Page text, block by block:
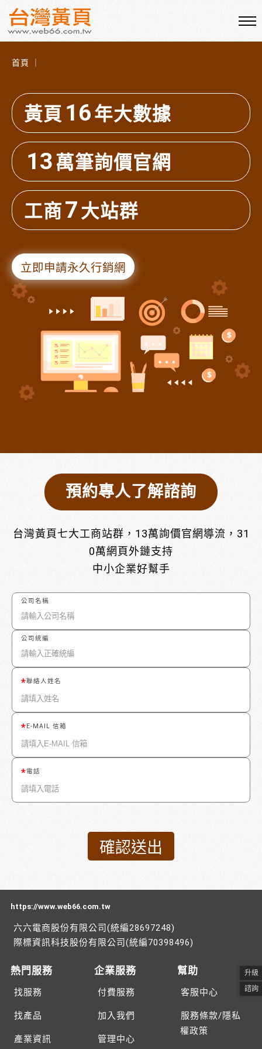
首頁 ｜
黃頁 16年大數據
13萬筆詢價官網
工商7大站群
立即申請永久行銷網
預約專人了解諮詢
台灣黃頁七大工商站群，13萬詢價官網導流，31
0萬網頁外鏈支持
中小企業好幫手
公司名稱
公司統編
聯絡人姓名
E-MAIL 信箱
電話
https://www.web66.com.tw
六六電商股份有限公司(統編28697248)
際標資訊科技股份有限公司(統編70398496)
熱門服務
找服務
找產品
產業資訊
企業服務
付費服務
加入我們
管理中心
幫助
客服中心
服務條款/隱私
權政策
升級
諮詢